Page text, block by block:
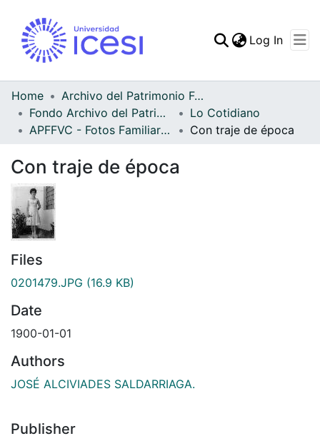
Statistics
Log In
Home
Archivo del Patrimonio Fotográfico y Fílmico del Valle del Cauca
Fondo Archivo del Patrimonio Fotográfico y Fílmico del Valle del Cauca
Lo Cotidiano
APFFVC - Fotos Familiares - Patrimonial
Con traje de época
Con traje de época
Files
0201479.JPG (16.9 KB)
Date
1900-01-01
Authors
JOSÉ ALCIVIADES SALDARRIAGA.
Publisher